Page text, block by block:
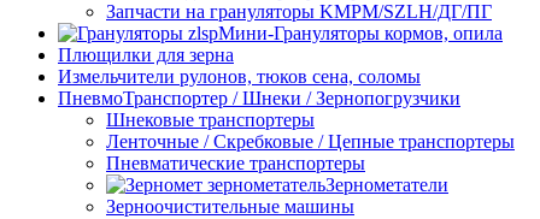
Запчасти на грануляторы KMPM/SZLH/ДГ/ПГ
Мини-Грануляторы кормов, опила
Плющилки для зерна
Измельчители рулонов, тюков сена, соломы
ПневмоТранспортер / Шнеки / Зернопогрузчики
Шнековые транспортеры
Ленточные / Скребковые / Цепные транспортеры
Пневматические транспортеры
Зернометатели
Зерноочистительные машины